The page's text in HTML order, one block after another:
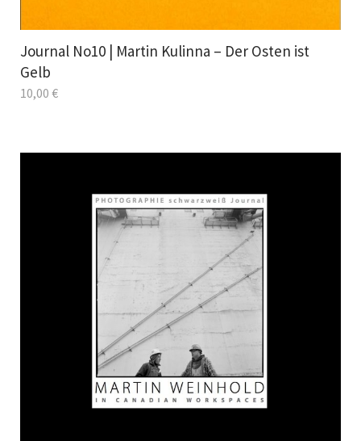
Journal No10 | Martin Kulinna – Der Osten ist
Gelb
10,00 €